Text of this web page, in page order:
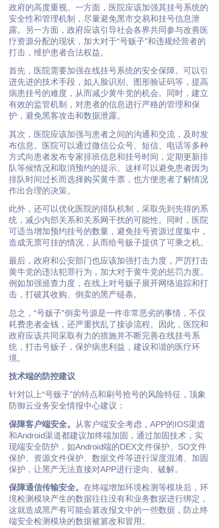
政府的高度重视。一方面，医院应该加强其挂号系统的
安全性和管理机制，尽量避免黑市交易和挂号信息泄
露。另一方面，政府应该引导社会各界共同参与改善医
疗资源分配的现状，加大对于“号贩子”和违规经营者的
打击，维护患者合法权益。
首先，医院需要加强在线挂号系统的安全保障。可以引
进先进的技术手段，如人脸识别、图形验证码等，提高
病患挂号的难度，从而减少黄牛党的机会。同时，建立
有效的监管机制，对患者的信息进行严格的管理和保
护，避免黑客攻击和数据泄露。
其次，医院应该加强与患者之间的沟通和交流，及时发
布信息。医院可以通过微信公众号、短信、电话等多种
方式向患者发布专家排班信息和挂号时间，定期更新排
队等候情况和取消预约的提示。这样可以避免患者因为
排队时间过长而选择购买黄牛票，也方便患者了解情况
作出合理的决策。
此外，还可以优化医院的排队机制，采取先到先得的系
统，减少内部关系和关系网干扰的可能性。同时，医院
可适当增加预约挂号的数量，避免挂号资源过度集中，
造成无票可挂的情况，从而给号贩子提供了可乘之机。
最后，政府和公安部门也应该加强打击力度，严厉打击
黄牛党的违法犯罪行为，加大对于黄牛党的惩罚力度。
例如加强巡查力度，在线上对号贩子展开网络追踪和打
击，打破其收购、倒卖的黑产链条。
总之，“号贩子”倒卖号源是一件非常恶劣的事情，不仅
耗费患者金钱，还严重扰乱了接诊流程。因此，医院和
政府应该共同采取有力的措施并不断完善在线挂号系
统，打击号贩子，保护病患利益，建设和谐的医疗环
境。
技术端的防控建议
针对以上“号贩子”的特点和刷号抢号的风险特征，顶象
防御云业务安全情报中心建议：
保障客户端安全。
从客户端安全考虑，APP的IOS渠道
和Android渠道都建议加终端加固，通过加固技术，实
现端安全防护，如Android端的DEX文件保护、SO文件
保护、资源文件保护、数据文件等进行深度混淆、加固
保护，让黑产无法直接对APP进行逆向、破解。
保障通信传输安全。 在终端增加环境检测等模块后，环
境检测模块产生的数据往往没有和业务数据进行绑定，
这就造成黑产有可能会篡改报文中的一些数据，防止终
端安全检测模块的数据被篡改和冒用。